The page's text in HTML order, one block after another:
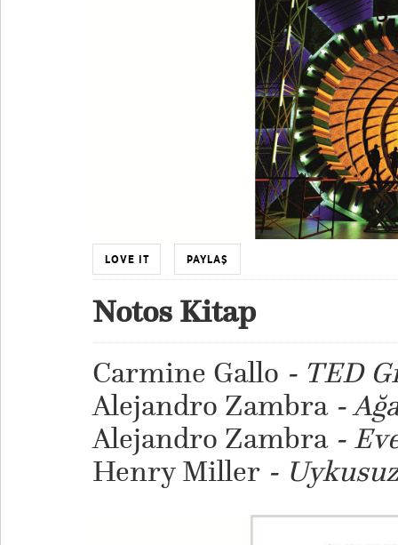
LOVE IT PAYLAŞ
Notos Kitap
Carmine Gallo - TED
Alejandro Zambra-
Alejandro Zambra-
Henry Miller-